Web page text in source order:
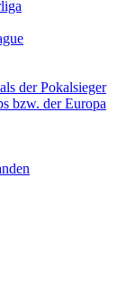
der Pokalsieger
bzw. der Europa